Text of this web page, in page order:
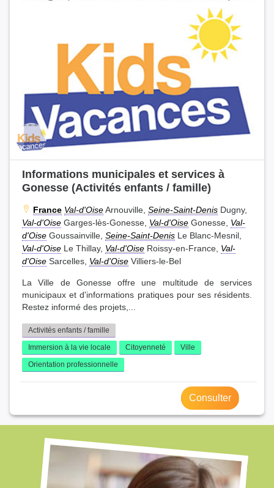
Informations municipales et services à
Gonesse (Activités enfants / famille)
France Val-d'OiseArnouville, Seine-Saint-Denis Dugny,
Val-d'Oise Garges-lès-Gonesse, Val-d'Oise Gonesse, Val-
d'Oise Goussainville, Seine-Saint-Denis Le Blanc-Mesnil,
Val-d'Oise Le Thillay, Val-d'Oise Roissy-en-France, Val-
d'Oise Sarcelles, Val-d'Oise Villiers-le-Bel
La Ville de Gonesse offre une multitude de services
municipaux et d'informations pratiques pour ses résidents.
Restez informé des projets,...
Activités enfants / famille
Immersion à la vie locale
Citoyenneté
Ville
Orientation professionnelle
Consulter